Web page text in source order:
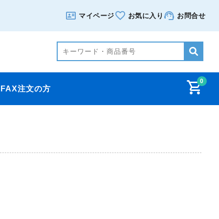
マイページ お気に入り お問合せ
0
FAX注文の方